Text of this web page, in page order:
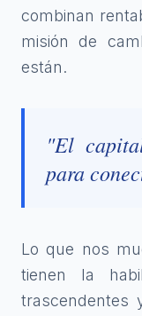
combinan
misión de
están.
"El
para
Lo que nos
tienen la
trascendentes